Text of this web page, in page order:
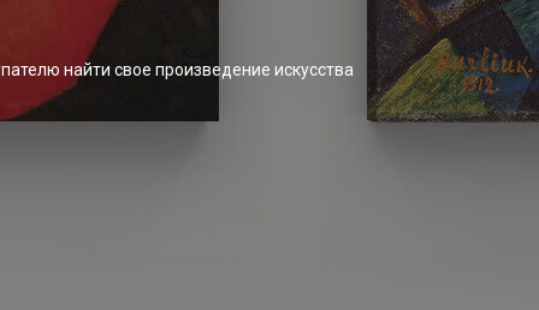
найти свое произведение искусства